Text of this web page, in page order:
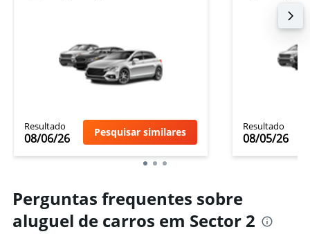
Resultado
08/06/26 Pesquisar similares Resultado
08/05/26
Perguntas frequentes sobre
aluguel de carros em Sector 2